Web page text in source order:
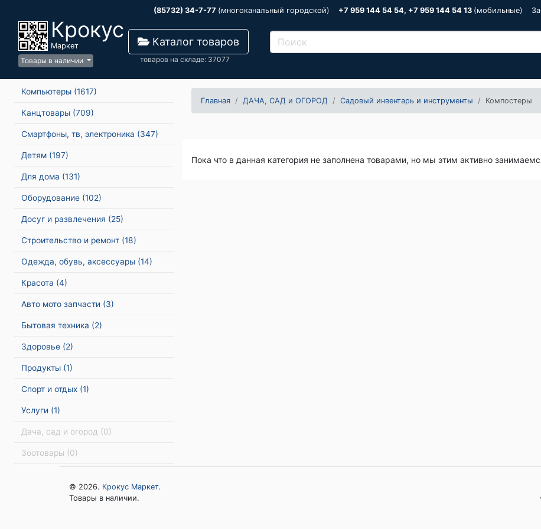
(85732) 34-7-77 (многоканальный городской) +7 959 144 54 54, +7 959 144 54 13 (мобильные)
Крокус
Маркет
Товары в наличии
Каталог товаров
товаров на складе: 37077
Компьютеры (1617)
Канцтовары (709)
Смартфоны, тв, электроника (347)
Детям (197)
Для дома (131)
Оборудование (102)
Досуг и развлечения (25)
Строительство и ремонт (18)
Одежда, обувь, аксессуары (14)
Красота (4)
Авто мото запчасти (3)
Бытовая техника (2)
Здоровье (2)
Продукты (1)
Спорт и отдых (1)
Услуги (1)
Дача, сад и огород (0)
Зоотовары (0)
Главная ДАЧА, САД и ОГОРОД Садовый инвентарь и инструменты Компостеры
Пока что в данная категория не заполнена товарами, но мы этим активно
© 2026. Крокус Маркет.
Товары в наличии.